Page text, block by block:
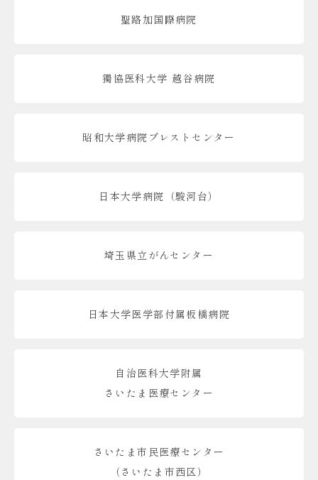
聖路加国際病院
獨協医科大学 越谷病院
昭和大学病院ブレストセンター
日本大学病院（駿河台）
埼玉県立がんセンター
日本大学医学部付属板橋病院
自治医科大学附属
さいたま医療センター
さいたま市民医療センター
（さいたま市西区）